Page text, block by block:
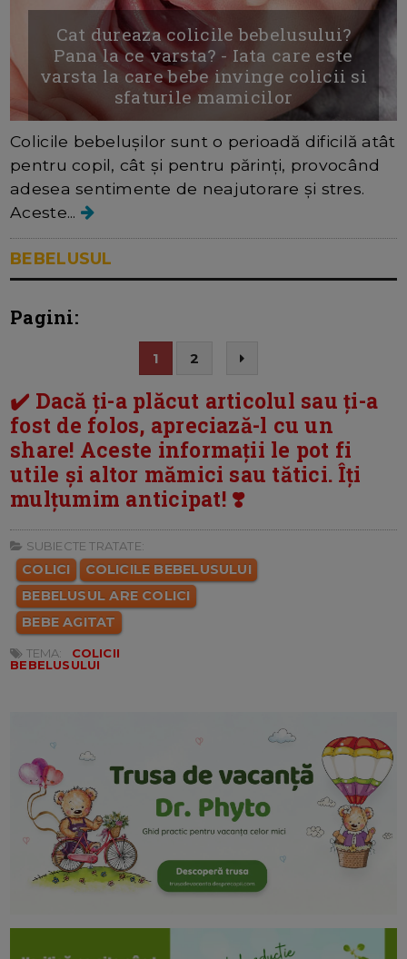
Cat dureaza colicile bebelusului?
Pana la ce varsta? - Iata care este
varsta la care bebe invinge colicii si
sfaturile mamicilor
Colicile bebelușilor sunt o perioadă dificilă atât
pentru copil, cât și pentru părinți, provocând
adesea sentimente de neajutorare și stres.
Aceste...
BEBELUSUL
Pagini:
1 2
✔️ Dacă ți-a plăcut articolul sau ți-a
fost de folos, apreciază-l cu un
share! Aceste informații le pot fi
utile și altor mămici sau tătici. Îți
mulțumim anticipat! ❣️
SUBIECTE TRATATE:
COLICI
COLICILE BEBELUSULUI
BEBELUSUL ARE COLICI
BEBE AGITAT
TEMA:
COLICII
BEBELUSULUI